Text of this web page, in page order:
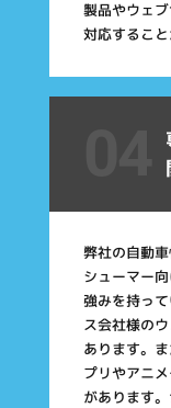
製品やウェ
対応すること
弊社の自動
シューマー
強みを持っ
ス会社様の
あります。
プリやアニ
があります